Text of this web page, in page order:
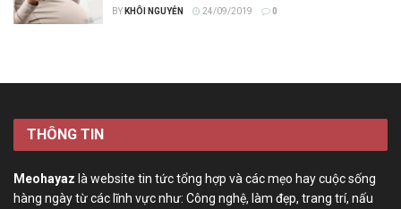
BY KHÔI NGUYỄN 24/09/2019 0
THÔNG TIN
Meohayaz là website tin tức tổng hợp và các mẹo hay cuộc sống
hàng ngày từ các lĩnh vực như: Công nghệ, làm đẹp, trang trí, nấu